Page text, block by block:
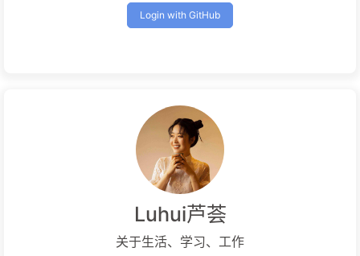
Login with GitHub
Luhui芦荟
关于生活、学习、工作